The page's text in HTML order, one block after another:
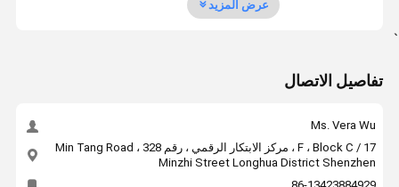
عرض المزيد
`
تفاصيل الاتصال
Ms. Vera Wu
17 / F ، Block C ، مركز الابتكار الرقمي ، رقم 328 Min Tang Road ،
Minzhi Street Longhua District Shenzhen